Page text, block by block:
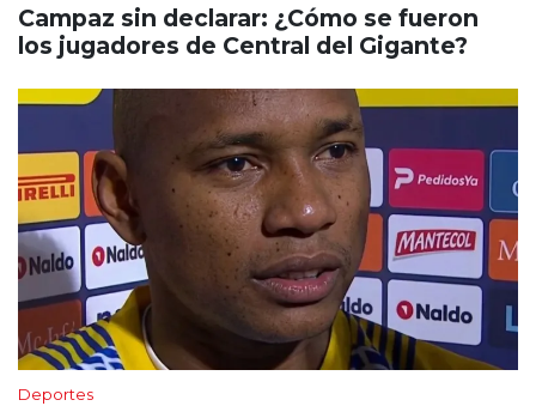
Campaz sin declarar: ¿Cómo se fueron
los jugadores de Central del Gigante?
Deportes